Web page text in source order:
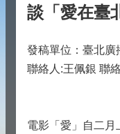
談「愛在臺
發稿單位：臺北廣
聯絡人:王佩銀 聯
電影「愛」自二